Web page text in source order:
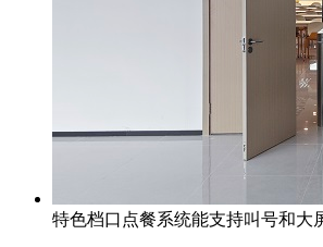
特色档口点餐系统能支持叫号和大